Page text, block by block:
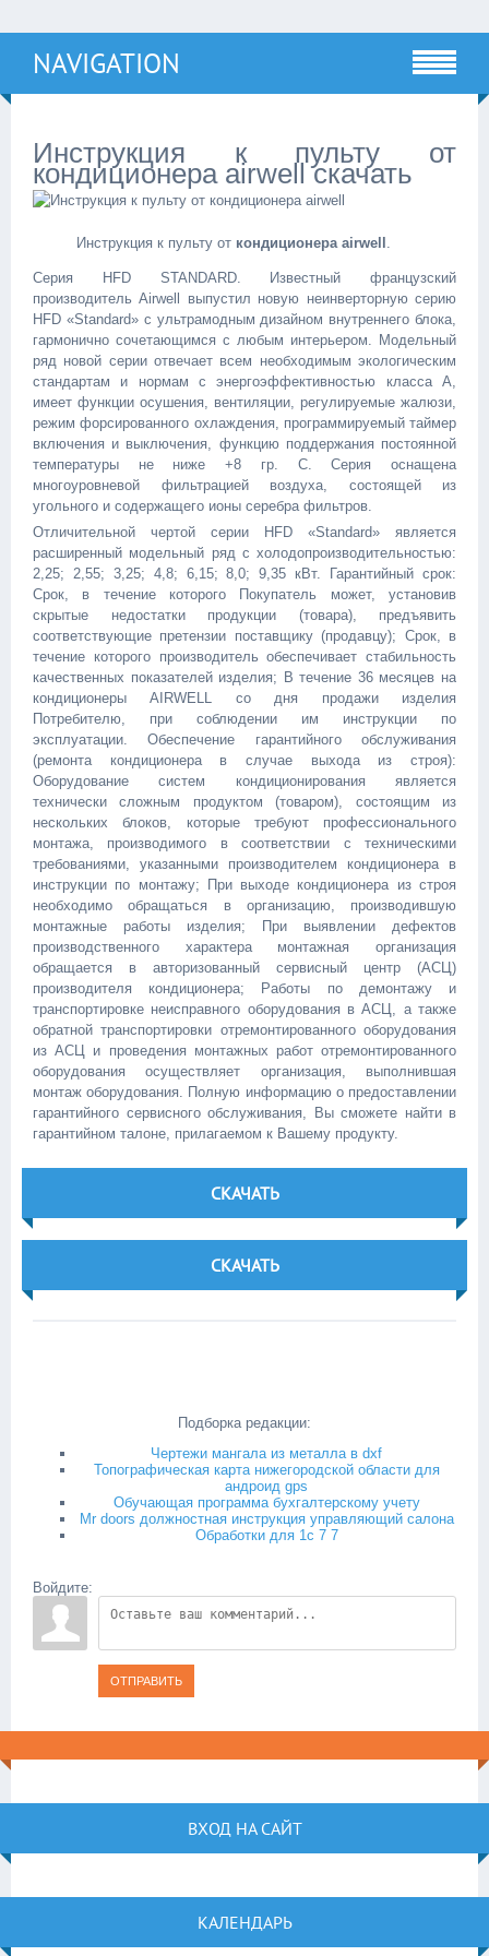
NAVIGATION
Инструкция к пульту от
кондиционера airwell скачать
Инструкция к пульту от кондиционера airwell .
Серия HFD STANDARD. Известный французский
производитель Airwell выпустил новую неинверторную серию
HFD «Standard» с ультрамодным дизайном внутреннего блока,
гармонично сочетающимся с любым интерьером. Модельный
ряд новой серии отвечает всем необходимым экологическим
стандартам и нормам с энергоэффективностью класса А,
имеет функции осушения, вентиляции, регулируемые жалюзи,
режим форсированного охлаждения, программируемый таймер
включения и выключения, функцию поддержания постоянной
температуры не ниже +8 гр. С. Серия оснащена
многоуровневой фильтрацией воздуха, состоящей из
угольного и содержащего ионы серебра фильтров.
Отличительной чертой серии HFD «Standard» является
расширенный модельный ряд с холодопроизводительностью:
2,25; 2,55; 3,25; 4,8; 6,15; 8,0; 9,35 кВт. Гарантийный срок:
Срок, в течение которого Покупатель может, установив
скрытые недостатки продукции (товара), предъявить
соответствующие претензии поставщику (продавцу); Срок, в
течение которого производитель обеспечивает стабильность
качественных показателей изделия; В течение 36 месяцев на
кондиционеры AIRWELL со дня продажи изделия
Потребителю, при соблюдении им инструкции по
эксплуатации. Обеспечение гарантийного обслуживания
(ремонта кондиционера в случае выхода из строя):
Оборудование систем кондиционирования является
технически сложным продуктом (товаром), состоящим из
нескольких блоков, которые требуют профессионального
монтажа, производимого в соответствии с техническими
требованиями, указанными производителем кондиционера в
инструкции по монтажу; При выходе кондиционера из строя
необходимо обращаться в организацию, производившую
монтажные работы изделия; При выявлении дефектов
производственного характера монтажная организация
обращается в авторизованный сервисный центр (АСЦ)
производителя кондиционера; Работы по демонтажу и
транспортировке неисправного оборудования в АСЦ, а также
обратной транспортировки отремонтированного оборудования
из АСЦ и проведения монтажных работ отремонтированного
оборудования осуществляет организация, выполнившая
монтаж оборудования. Полную информацию о предоставлении
гарантийного сервисного обслуживания, Вы сможете найти в
гарантийном талоне, прилагаемом к Вашему продукту.
СКАЧАТЬ
СКАЧАТЬ
Подборка редакции:
Чертежи мангала из металла в dxf
Топографическая карта нижегородской области для
андроид gps
Обучающая программа бухгалтерскому учету
Mr doors должностная инструкция управляющий салона
Обработки для 1с 7 7
Войдите:
ОТПРАВИТЬ
ВХОД НА САЙТ
КАЛЕНДАРЬ